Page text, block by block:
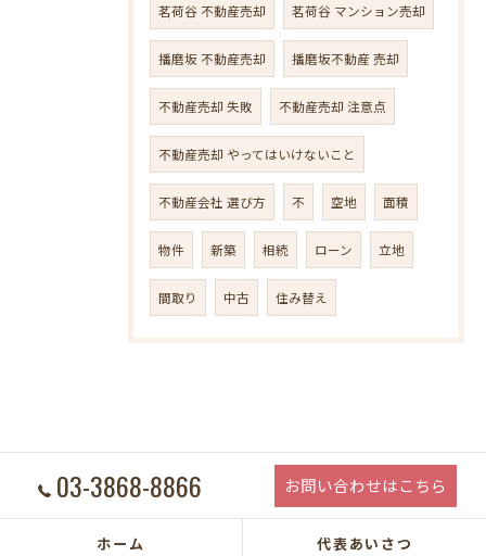
茗荷谷 不動産売却 茗荷谷 マンション売却
播磨坂 不動産売却 播磨坂不動産 売却
不動産売却 失敗 不動産売却 注意点
不動産売却 やってはいけないこと
不動産会社 選び方 不 空地 面積
物件 新築 相続 ローン 立地
間取り 中古 住み替え
03-3868-8866 お問い合わせはこちら
ホーム 代表あいさつ